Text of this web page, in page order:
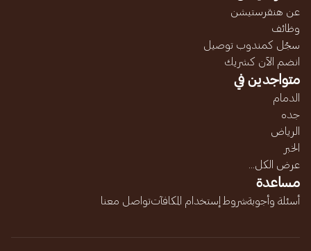
عن هنقرستيشن
وظائف
سجّل كمندوب توصيل
انضم الآن كشريك
متواجدين في
الدمام
جده
الرياض
الخبر
عرض الكل...
مساعدة
أسئلة وأجوبةشروط إستخدام المكافآتتواصل معنا